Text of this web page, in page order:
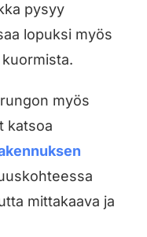
pysyy
lopuksi myös
myös
katsoa
mittakaava ja